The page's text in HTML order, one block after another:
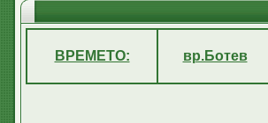
ВРЕМЕТО: вр.Ботев